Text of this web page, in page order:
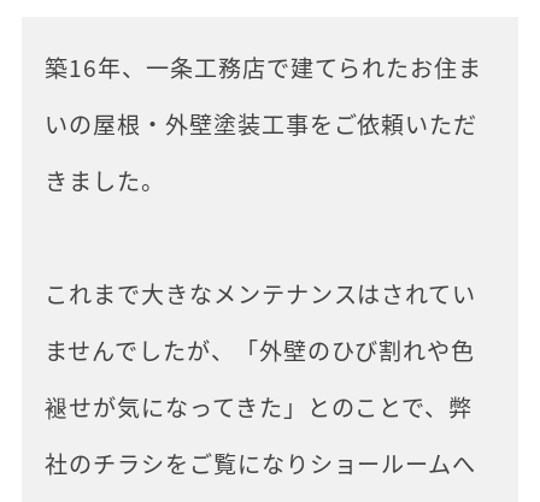
築16年、一条工務店で建てられたお住ま
いの屋根・外壁塗装工事をご依頼いただ
きました。
これまで大きなメンテナンスはされてい
ませんでしたが、「外壁のひび割れや色
褪せが気になってきた」とのことで、弊
社のチラシをご覧になりショールームへ